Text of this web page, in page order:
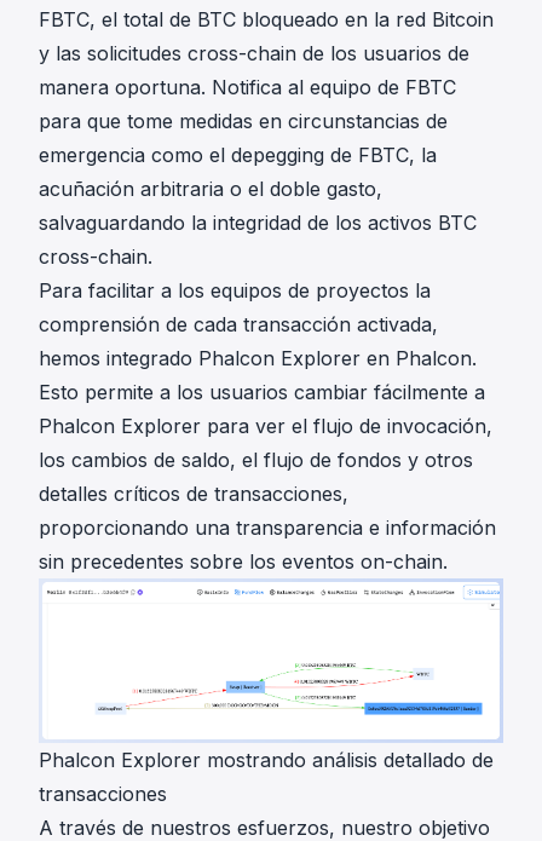
FBTC, el total de BTC bloqueado en la red Bitcoin
y las solicitudes cross-chain de los usuarios de
manera oportuna. Notifica al equipo de FBTC
para que tome medidas en circunstancias de
emergencia como el depegging de FBTC, la
acuñación arbitraria o el doble gasto,
salvaguardando la integridad de los activos BTC
cross-chain.
Para facilitar a los equipos de proyectos la
comprensión de cada transacción activada,
hemos integrado Phalcon Explorer en Phalcon.
Esto permite a los usuarios cambiar fácilmente a
Phalcon Explorer para ver el flujo de invocación,
los cambios de saldo, el flujo de fondos y otros
detalles críticos de transacciones,
proporcionando una transparencia e información
sin precedentes sobre los eventos on-chain.
Phalcon Explorer mostrando análisis detallado de
transacciones
A través de nuestros esfuerzos, nuestro objetivo